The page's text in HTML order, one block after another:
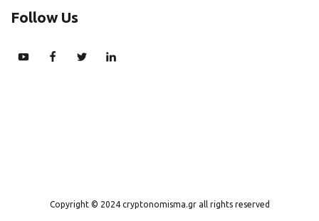
Follow Us
Copyright © 2024 cryptonomisma.gr all rights reserved